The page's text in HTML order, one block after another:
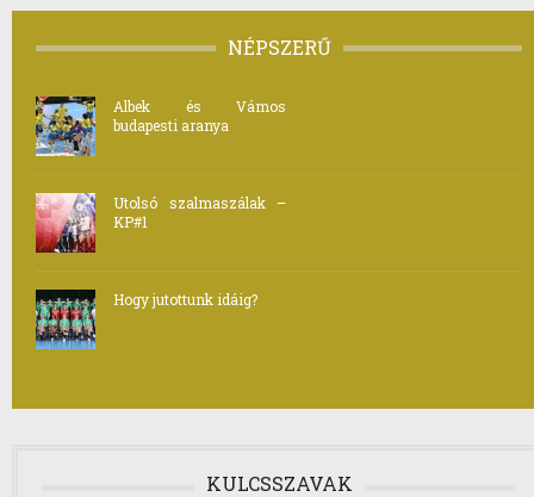
NÉPSZERŰ
Albek és Vámos
budapesti aranya
Utolsó szalmaszálak –
KP#1
Hogy jutottunk idáig?
KULCSSZAVAK